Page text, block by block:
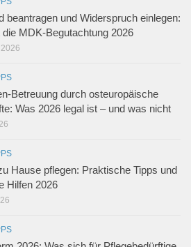
beantragen und Widerspruch einlegen:
die MDK-Begutachtung 2026
Betreuung durch osteuropäische
Was 2026 legal ist – und was nicht
Hause pflegen: Praktische Tipps und
Hilfen 2026